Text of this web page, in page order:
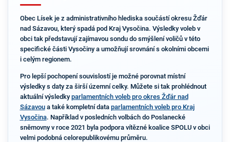
Obec Lísek je z administrativního hlediska součástí okresu Žďár
nad Sázavou, který spadá pod Kraj Vysočina. Výsledky voleb v
obci tak představují zajímavou sondu do smýšlení voličů v této
specifické části Vysočiny a umožňují srovnání s okolními obcemi
i celým regionem.
Pro lepší pochopení souvislostí je možné porovnat místní
výsledky s daty za širší územní celky. Můžete si tak prohlédnout
aktuální výsledky parlamentních voleb pro okres Žďár nad
Sázavoua také kompletní data parlamentních voleb pro Kraj
Vysočina. Například v posledních volbách do Poslanecké
sněmovny v roce 2021 byla podpora vítězné koalice SPOLU v obci
velmi podobná celorepublikovému průměru.